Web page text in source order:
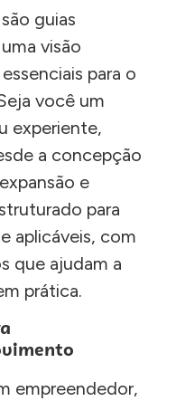
guias
visão
para o
você um
experiente,
a concepção
e
para
aplicáveis, com
que ajudam a
prática.
empreendedor,